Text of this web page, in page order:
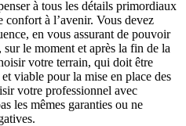
à tous les détails primordiaux
confort à l’avenir. Vous devez
en vous assurant de pouvoir
sur le moment et après la fin de la
votre terrain, qui doit être
viable pour la mise en place des
votre professionnel avec
les mêmes garanties ou ne